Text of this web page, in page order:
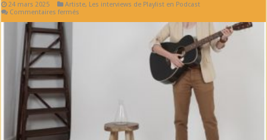
24 mars 2025 Artiste, Les interviews de Playlist en Podcast
Commentaires fermés